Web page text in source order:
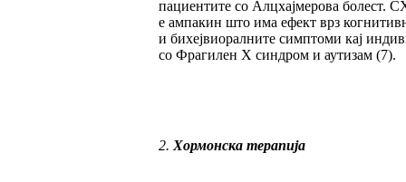
пациентите со Алцхајмерова болест.
е ампакин што има ефект врз
и бихејвиоралните симптоми кај
со Фрагилен X синдром и аутизам (7).
2. Хормонска терапија